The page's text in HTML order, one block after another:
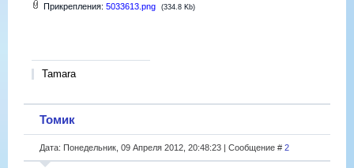
Прикрепления: 5033613.png (334.8 Kb)
Tamara
Томик
Дата: Понедельник, 09 Апреля 2012, 20:48:23 | Сообщение # 2